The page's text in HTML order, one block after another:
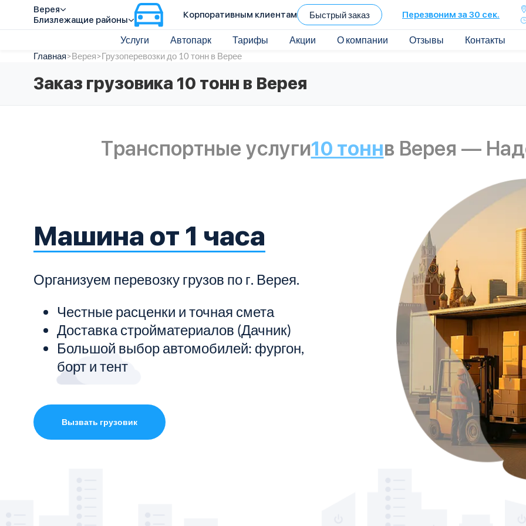
Верея
Близлежащие районы
Корпоративным клиентам Быстрый заказ Перезвоним за 30 сек.
Услуги
Показать все услуги
Автопарк Тарифы Акции О компании Отзывы Контакты
Главная>Верея>Грузоперевозки до 10 тонн в Верее
Заказ грузовика 10 тонн в Верея
Транспортные услуги10 тоннв Верея —
Машина от 1 часа
Организуем перевозку грузов по г. Верея.
Честные расценки и точная смета
Доставка стройматериалов (Дачник)
Большой выбор автомобилей: фургон,
борт и тент
Вызвать грузовик